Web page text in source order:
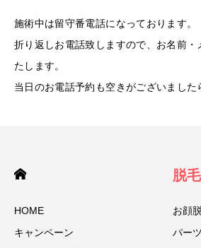
施術中は留守番電話になっております。
折り返しお電話致しますので、お名前・
たします。
当日のお電話予約も空きがございました
HOME
キャンペーン
脱毛
お顔
パー